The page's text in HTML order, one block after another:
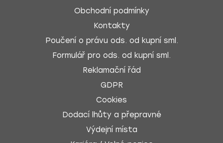
Obchodní podmínky
Kontakty
Poučení o právu ods. od kupní sml.
Formulář pro ods. od kupní sml.
Reklamační řád
GDPR
Cookies
Dodací lhůty a přepravné
Výdejní místa